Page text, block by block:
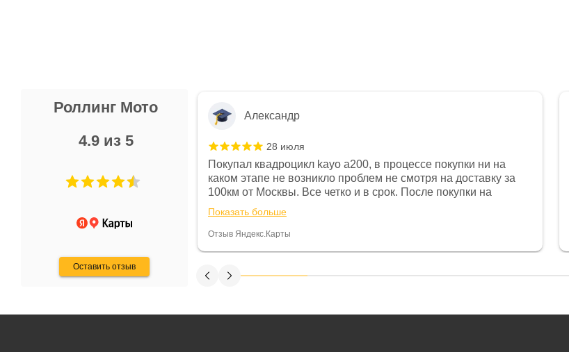
Роллинг Мото
4.9 из 5
Оставить отзыв
Не понравились условия
и дают только на год)
Александр
28 июля
Покупал квадроцикл kayo a200, в процессе покупки ни на
каком этапе не возникло проблем не смотря на доставку за
100км от Москвы. Все четко и в срок. После покупки на
спидометре всегда был 0, при этом представители магазина
постоянно были на связи и в итоге проблема была решена.
Считаю, что это говорит о небезразличии к клиенту после
Показать больше
Отзыв Яндекс.Карты